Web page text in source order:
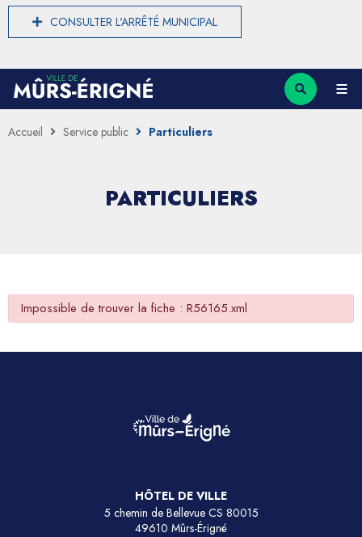
CONSULTER L'ARRÊTÉ MUNICIPAL
Accueil Service public Particuliers
PARTICULIERS
Impossible de trouver la fiche : R56165.xml
HÔTEL DE VILLE
5 chemin de Bellevue CS 80015
49610 Mûrs-Érigné